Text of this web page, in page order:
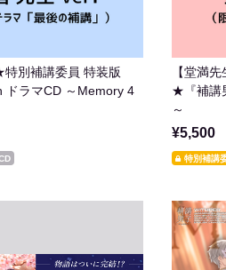
特別補講委員 特装版
ラマCD ～Memory 4
【堂満
★『補講
～
¥5,500
特別補講